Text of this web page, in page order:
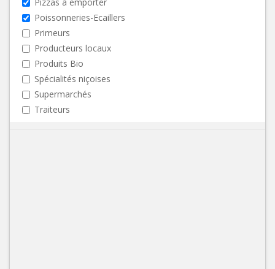
Poissonneries-Ecaillers
Primeurs
Producteurs locaux
Produits Bio
Spécialités niçoises
Supermarchés
Traiteurs